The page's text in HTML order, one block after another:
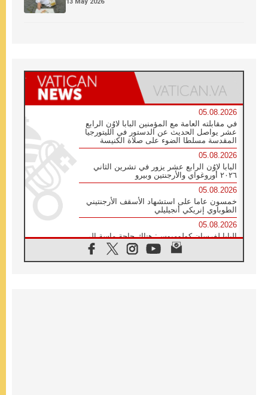
05.08.2026
في مقابلته العامة مع المؤمنين البابا لاوُن الرابع
عشر يواصل الحديث عن الدستور في الليتورجيا
المقدسة مسلطا الضوء على صلاة الكنيسة
05.08.2026
البابا لاوُن الرابع عشر يزور في تشرين الثاني
٢٠٢٦ أوروغواي والأرجنتين وبيرو
05.08.2026
خمسون عاما على استشهاد الأسقف الأرجنتيني
الطوباوي إنريكي أنجيليلي
05.08.2026
البابا لفرسان كولومبوس: هناك حاجة ماسة إلى
أنبياء تناغم يسعون إلى بناء الجسور
04.08.2026